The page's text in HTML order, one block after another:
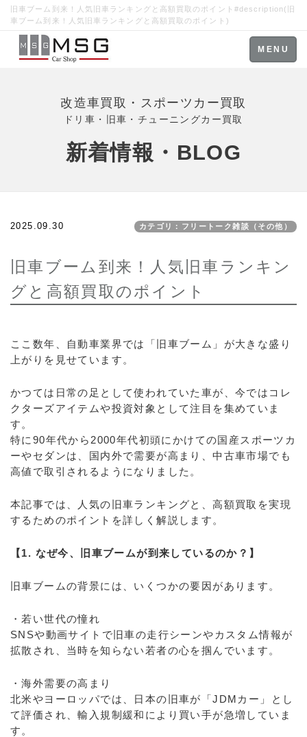
旧車ブーム到来！人気旧車ランキングと高額買取のポイント#description(旧
車ブーム到来！人気旧車ランキングと高額買取のポイント)
Toggle
navigation
MENU
改造車買取・スポーツカー買取
ドリ車・旧車・チューニングカー買取
新着情報・BLOG
2025.09.30 カテゴリ：フリートーク雑談（その他）
旧車ブーム到来！人気旧車ランキン
グと高額買取のポイント
ここ数年、自動車業界では「旧車ブーム」が大きな盛り
上がりを見せています。
かつては日常の足として使われていた車が、今ではコレ
クターズアイテムや投資対象として注目を集めていま
す。
特に90年代から2000年代初頭にかけての国産スポーツカ
ーやセダンは、国内外で需要が高まり、中古車市場でも
高値で取引されるようになりました。
本記事では、人気の旧車ランキングと、高額買取を実現
するためのポイントを詳しく解説します。
【1. なぜ今、旧車ブームが到来しているのか？】
旧車ブームの背景には、いくつかの要因があります。
・若い世代の憧れ
SNSや動画サイトで旧車の走行シーンやカスタム情報が
拡散され、当時を知らない若者の心を掴んでいます。
・海外需要の高まり
北米やヨーロッパでは、日本の旧車が「JDMカー」とし
て評価され、輸入規制緩和により買い手が急増していま
す。